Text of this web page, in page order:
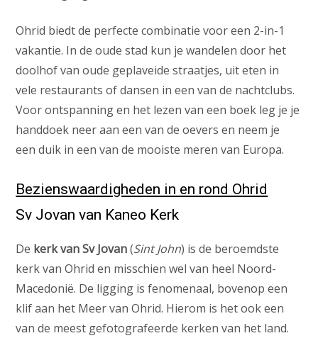
Ohrid biedt de perfecte combinatie voor een 2-in-1
vakantie. In de oude stad kun je wandelen door het
doolhof van oude geplaveide straatjes, uit eten in
vele restaurants of dansen in een van de nachtclubs.
Voor ontspanning en het lezen van een boek leg je je
handdoek neer aan een van de oevers en neem je
een duik in een van de mooiste meren van Europa.
Bezienswaardigheden in en rond Ohrid
Sv Jovan van Kaneo Kerk
De kerk van Sv Jovan(Sint John) is de beroemdste
kerk van Ohrid en misschien wel van heel Noord-
Macedonië. De ligging is fenomenaal, bovenop een
klif aan het Meer van Ohrid. Hierom is het ook een
van de meest gefotografeerde kerken van het land.